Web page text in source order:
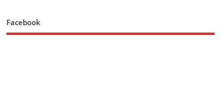
Facebook